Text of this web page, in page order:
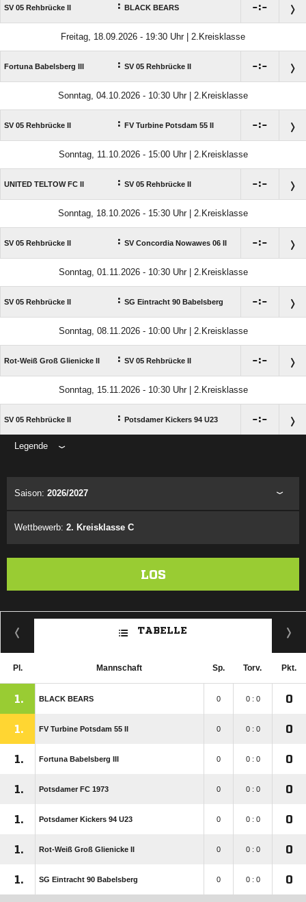
SV 05 Rehbrücke II : BLACK BEARS :
Freitag, 18.09.2026 - 19:30 Uhr | 2.Kreisklasse
Fortuna Babelsberg III : SV 05 Rehbrücke II :
Sonntag, 04.10.2026 - 10:30 Uhr | 2.Kreisklasse
SV 05 Rehbrücke II : FV Turbine Potsdam 55 II :
Sonntag, 11.10.2026 - 15:00 Uhr | 2.Kreisklasse
UNITED TELTOW FC II : SV 05 Rehbrücke II :
Sonntag, 18.10.2026 - 15:30 Uhr | 2.Kreisklasse
SV 05 Rehbrücke II : SV Concordia Nowawes 06 II :
Sonntag, 01.11.2026 - 10:30 Uhr | 2.Kreisklasse
SV 05 Rehbrücke II : SG Eintracht 90 Babelsberg :
Sonntag, 08.11.2026 - 10:00 Uhr | 2.Kreisklasse
Rot-Weiß Groß Glienicke II : SV 05 Rehbrücke II :
Sonntag, 15.11.2026 - 10:30 Uhr | 2.Kreisklasse
SV 05 Rehbrücke II : Potsdamer Kickers 94 U23 :
Legende
Saison: 2026/2027
Wettbewerb: 2. Kreisklasse C
LOS
TABELLE
Pl. Mannschaft Sp. Torv. Pkt.
1. BLACK BEARS 0 0 : 0 0
1. FV Turbine Potsdam 55 II 0 0 : 0 0
1. Fortuna Babelsberg III 0 0 : 0 0
1. Potsdamer FC 1973 0 0 : 0 0
1. Potsdamer Kickers 94 U23 0 0 : 0 0
1. Rot-Weiß Groß Glienicke II 0 0 : 0 0
1. SG Eintracht 90 Babelsberg 0 0 : 0 0